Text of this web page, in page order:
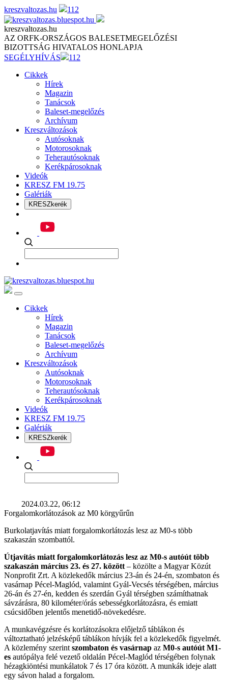
Skip
to
content
kreszvaltozas.hu 112
kreszvaltozas.hu
AZ ORFK-ORSZÁGOS BALESETMEGELŐZÉSI
BIZOTTSÁG HIVATALOS HONLAPJA
SEGÉLYHÍVÁS
112
Cikkek
Hírek
Magazin
Tanácsok
Baleset-megelőzés
Archívum
Kreszváltozások
Autósoknak
Motorosoknak
Teherautósoknak
Kerékpárosoknak
Videók
KRESZ FM 19.75
Galériák
KRESZkerék
Cikkek
Hírek
Magazin
Tanácsok
Baleset-megelőzés
Archívum
Kreszváltozások
Autósoknak
Motorosoknak
Teherautósoknak
Kerékpárosoknak
Videók
KRESZ FM 19.75
Galériák
KRESZkerék
2024.03.22, 06:12
Forgalomkorlátozások az M0 körgyűrűn
Burkolatjavítás miatt forgalomkorlátozás lesz az M0-s több
szakaszán szombattól.
Útjavítás miatt forgalomkorlátozás lesz az M0-s autóút több
szakaszán március 23. és 27. között – közölte a Magyar Közút
Nonprofit Zrt. A közlekedők március 23-án és 24-én, szombaton és
vasárnap Pécel-Maglód, valamint Gyál-Vecsés térségében, március
26-án és 27-én, kedden és szerdán Gyál térségben számíthatnak
sávzárásra, 80 kilométer/órás sebességkorlátozásra, és emiatt
csúcsidőben jelentős menetidő-növekedésre.
A munkavégzésre és korlátozásokra előjelző táblákon és
változtatható jelzésképű táblákon hívják fel a közlekedők figyelmét.
A közlemény szerint szombaton és vasárnap az M0-s autóút M1-
es autópálya felé vezető oldalán Pécel-Maglód térségében folynak
hézagkiöntési munkálatok 7 és 17 óra között. A munkák ideje alatt
egy sávon halad a forgalom.